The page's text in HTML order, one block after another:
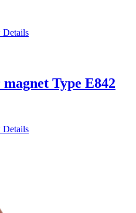
Details
Type E842
Details